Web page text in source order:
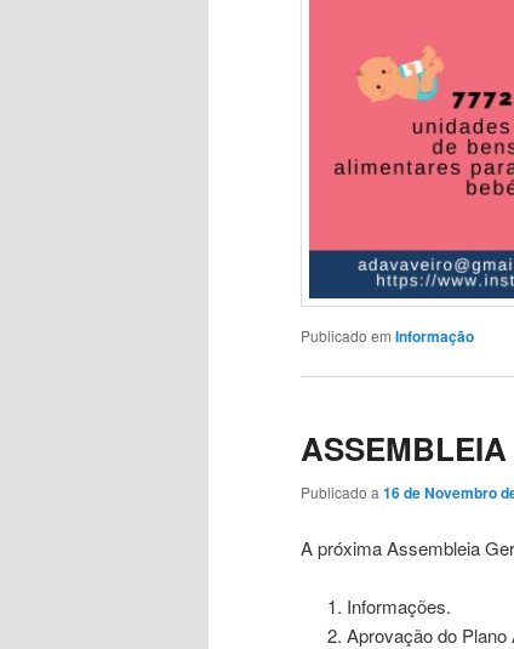
Publicado em Informação
Publicado a 16 de Novembro
A próxima Assembleia
Informações.
Aprovação do Plano